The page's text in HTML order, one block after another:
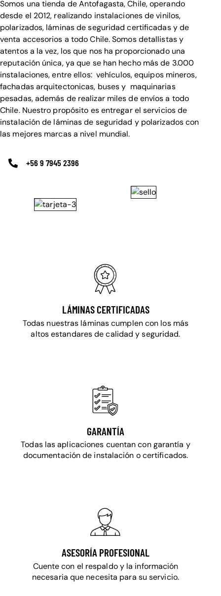
Somos una tienda de Antofagasta, Chile, operando
desde el 2012, realizando instalaciones de vinilos,
polarizados, láminas de seguridad certificadas y de
venta accesorios a todo Chile. Somos detallistas y
atentos a la vez, los que nos ha proporcionado una
reputación única, ya que se han hecho más de 3.000
instalaciones, entre ellos: vehículos, equipos mineros,
fachadas arquitectonicas, buses y maquinarias
pesadas, además de realizar miles de envíos a todo
Chile. Nuestro propósito es entregar el servicios de
instalación de láminas de seguridad y polarizados con
las mejores marcas a nivel mundial.
+56 9 7945 2396
LÁMINAS CERTIFICADAS
Todas nuestras láminas cumplen con los más
altos estandares de calidad y seguridad.
GARANTÍA
Todas las aplicaciones cuentan con garantía y
documentación de instalación o certificados.
ASESORÍA PROFESIONAL
Cuente con el respaldo y la información
necesaria que necesita para su servicio.